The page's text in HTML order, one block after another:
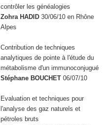
contrôler les généalogies
Zohra HADID 30/06/10 en Rhône
Alpes
Contribution de techniques
analytiques de pointe à l'étude du
métabolisme d'un immunoconjugué
Stéphane BOUCHET 06/07/10
Evaluation et techniques pour
l'analyse des gaz naturels et
pétroles bruts